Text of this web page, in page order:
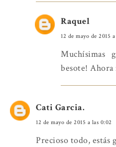
Raquel
12 de mayo de 2015 a
Muchísimas
besote! Ahora
Cati Garcia.
12 de mayo de 2015 a las 0:02
Precioso todo, estás